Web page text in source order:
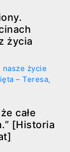
życia
całe
[Historia